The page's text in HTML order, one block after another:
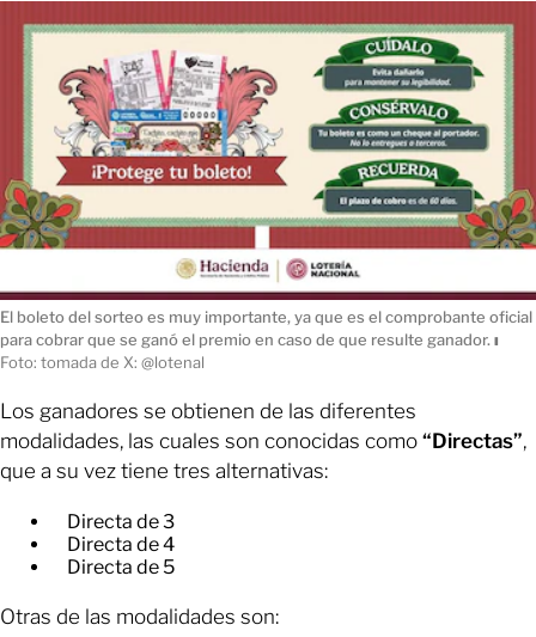
El boleto del sorteo es muy importante, ya que es el comprobante oficial
para cobrar que se ganó el premio en caso de que resulte ganador.ı
Foto: tomada de X: @lotenal
Los ganadores se obtienen de las diferentes
modalidades, las cuales son conocidas como “Directas”,
que a su vez tiene tres alternativas:
Directa de 3
Directa de 4
Directa de 5
Otras de las modalidades son: